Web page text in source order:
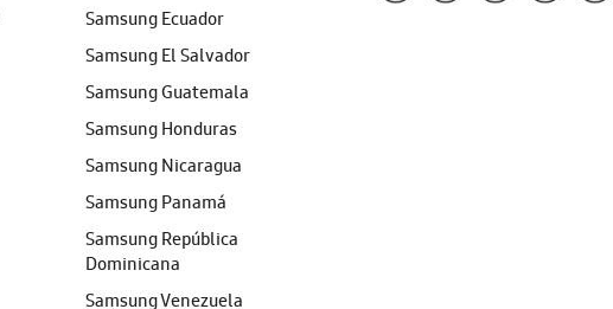
Samsung Ecuador
Samsung El Salvador
Samsung Guatemala
Samsung Honduras
Samsung Nicaragua
Samsung Panamá
Samsung República
Dominicana
Samsung Venezuela